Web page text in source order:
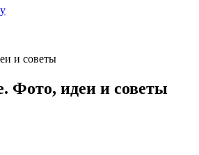
и советы
Фото, идеи и советы